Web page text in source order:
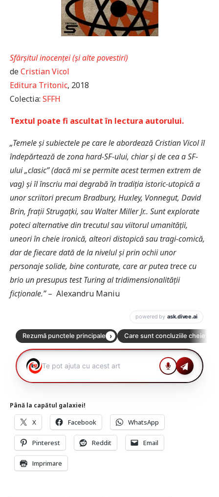
Sfârșitul inocenței (și alte povestiri)
deCristian Vicol
Editura Tritonic, 2018
Colectia: SFFH
Textul poate fi ascultat în lectura autorului.
„Temele și subiectele pe care le abordează Cristian Vicol îl
îndepărtează de zona hard-SF-ului, chiar și de cea a SF-
ului „clasic” (dacă mi se permite acest termen extrem de
vag) și îl înscriu mai degrabă în tradiția istoric-utopică a
unor scriitori precum Bradbury, Huxley, Vonnegut, David
Brin, frații Strugațki, sau Walter Miller Jr.. Sunt explorate
poteci alternative din trecutul sau viitorul umanității,
uneori în cheie ironică, alteori distopică sau tragi-comică,
dar de fiecare dată de la nivelul și prin ochii unor
personaje solide, bine conturate, care ar putea trece cu
brio un presupus test Turing al tridimensionalității
ficționale.”– Alexandru Maniu
Până la capătul galaxiei!
X Facebook WhatsApp
Pinterest Reddit Email
Imprimare